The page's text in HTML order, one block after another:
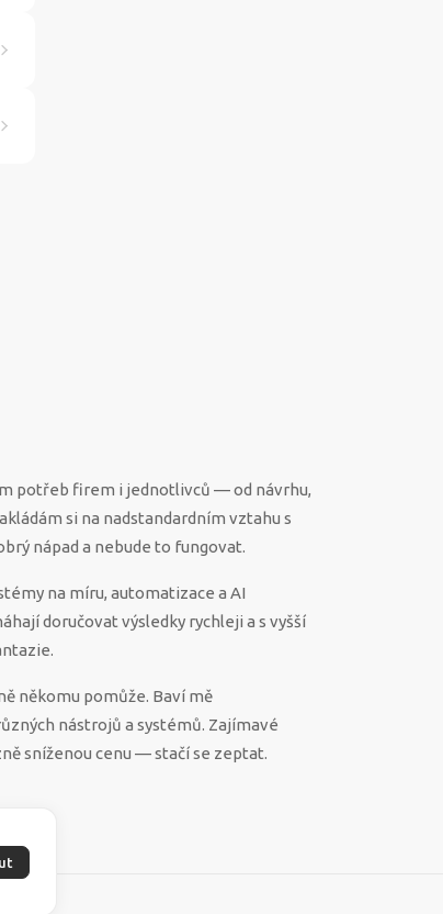
potřeb firem i jednotlivců — od návrhu,
si na nadstandardním vztahu s
nápad a nebude to fungovat.
na míru, automatizace a AI
doručovat výsledky rychleji a s vyšší
někomu pomůže. Baví mě
nástrojů a systémů. Zajímavé
sníženou cenu — stačí se zeptat.